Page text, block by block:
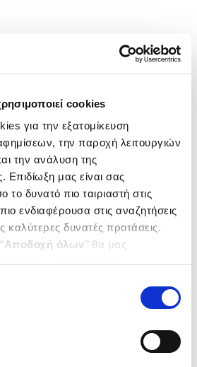
cookies
για την εξατομίκευση
την παροχή λειτουργιών
την ανάλυση της
Επιδίωξη μας είναι σας
δυνατό πιο ταιριαστή στις
ενδιαφέρουσα στις αναζητήσεις
καλύτερες δυνατές προτάσεις.
Αποδοχή όλων’’ θα μας
από τα παρακάτω με την
΄΄και να ενημερωθείτε σχετικά με